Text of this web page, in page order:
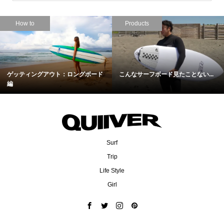
How to
ゲッティングアウト：ロングボード
編
Products
こんなサーフボード見たことない...
Surf
Trip
Life Style
Girl